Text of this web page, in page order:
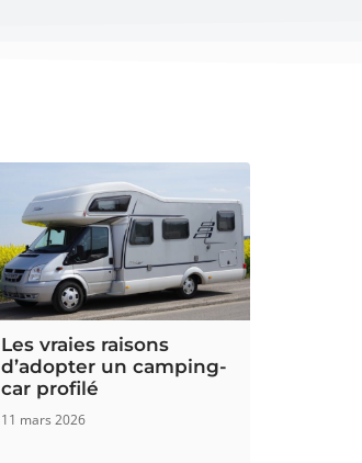
Les vraies raisons
d’adopter un camping-
car profilé
11 mars 2026